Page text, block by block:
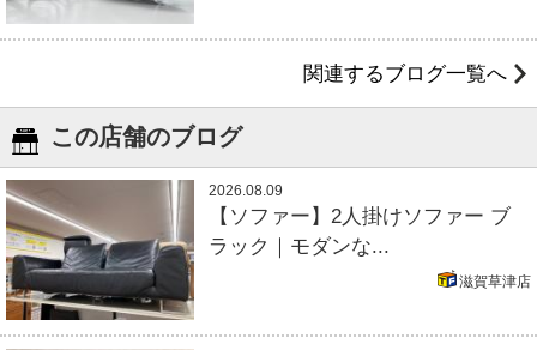
関連するブログ一覧へ
この店舗のブログ
2026.08.09
【ソファー】2人掛けソファー ブ
ラック｜モダンな...
滋賀草津店